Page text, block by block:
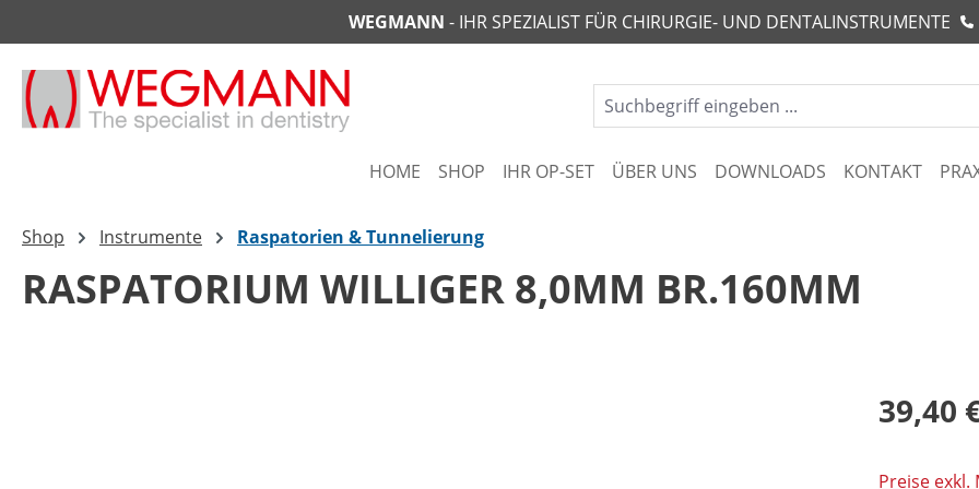
Zur Hauptnavigation springenWEGMANN - IHR SPEZIALIST FÜR CHIRURGIE- UND DENTALINSTRUMENTE
HOME SHOP IHR OP-SET ÜBER UNS DOWNLOADS KONTAKT
Shop Instrumente Raspatorien & Tunnelierung
RASPATORIUM WILLIGER 8,0MM BR.160MM
39,40
Preise exkl.